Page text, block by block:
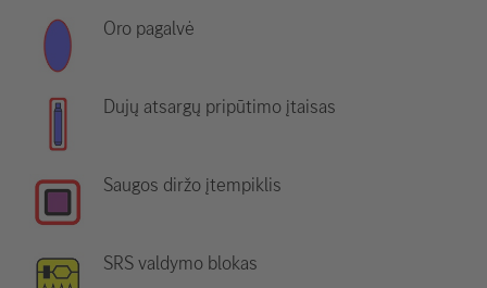
Oro pagalvė
Dujų atsargų pripūtimo įtaisas
Saugos diržo įtempiklis
SRS valdymo blokas